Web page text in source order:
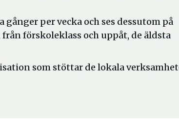
per vecka och ses dessutom på
förskoleklass och uppåt, de äldsta
som stöttar de lokala